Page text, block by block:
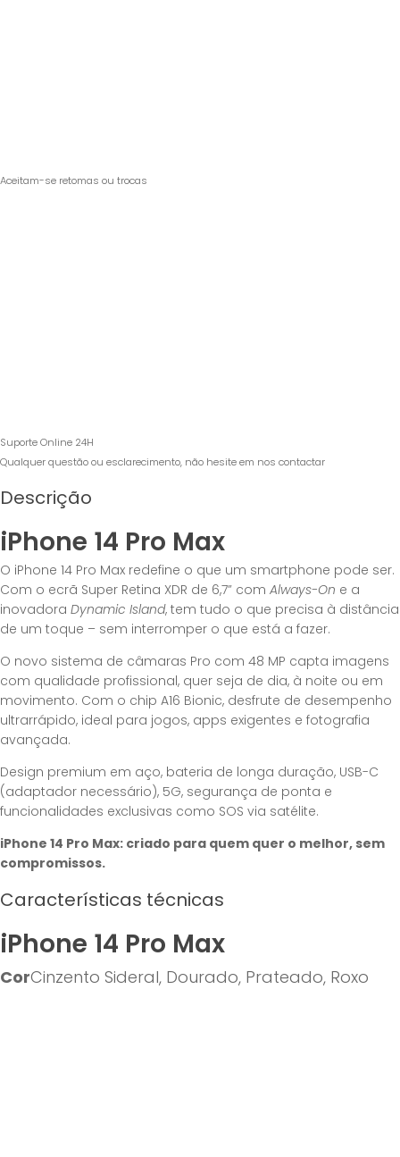
Aceitam-se retomas ou trocas
Suporte Online 24H
Qualquer questão ou esclarecimento, não hesite em nos contactar
Descrição
iPhone 14 Pro Max
O iPhone 14 Pro Max redefine o que um smartphone pode ser.
Com o ecrã Super Retina XDR de 6,7” com Always-On e a
inovadora Dynamic Island, tem tudo o que precisa à distância
de um toque – sem interromper o que está a fazer.
O novo sistema de câmaras Pro com 48 MP capta imagens
com qualidade profissional, quer seja de dia, à noite ou em
movimento. Com o chip A16 Bionic, desfrute de desempenho
ultrarrápido, ideal para jogos, apps exigentes e fotografia
avançada.
Design premium em aço, bateria de longa duração, USB-C
(adaptador necessário), 5G, segurança de ponta e
funcionalidades exclusivas como SOS via satélite.
iPhone 14 Pro Max: criado para quem quer o melhor, sem
compromissos.
Características técnicas
iPhone 14 Pro Max
CorCinzento Sideral, Dourado, Prateado, Roxo